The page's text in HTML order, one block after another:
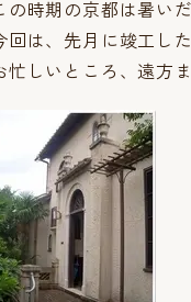
の時期の京都は暑い
回は、先月に竣工し
忙しいところ、遠方